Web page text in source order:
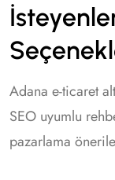
Adana e-ticaret
SEO uyumlu
pazarlama